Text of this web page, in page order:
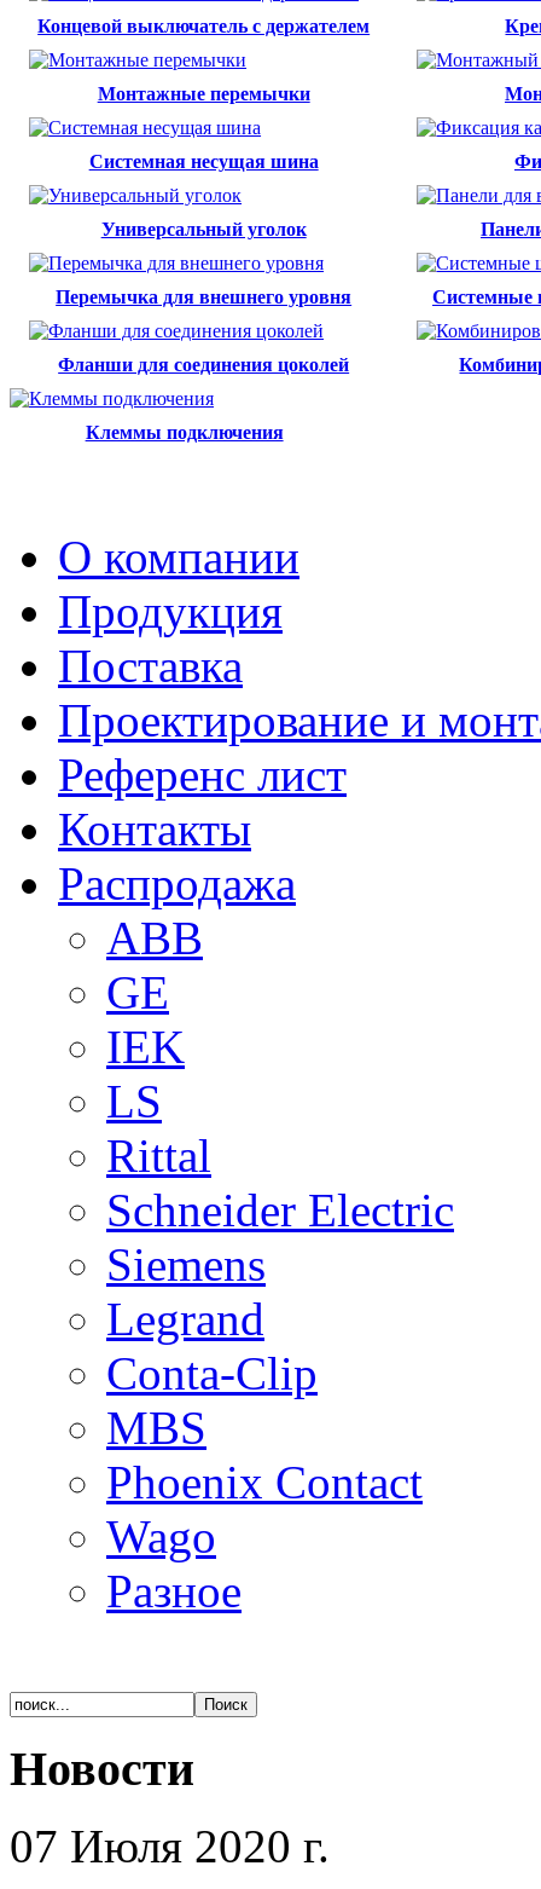
Концевой выключатель с держателем
Монтажные перемычки
Системная несущая шина
Универсальный уголок
Перемычка для внешнего уровня Системные
Фланши для соединения цоколей
Клеммы подключения
О компании
Продукция
Поставка
Проектирование и
Референс лист
Контакты
Распродажа
ABB
GE
IEK
LS
Rittal
Schneider Electric
Siemens
Legrand
Conta-Clip
MBS
Phoenix Contact
Wago
Разное
Новости
07 Июля 2020 г.